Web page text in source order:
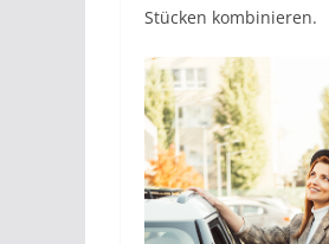
Stücken kombinieren.